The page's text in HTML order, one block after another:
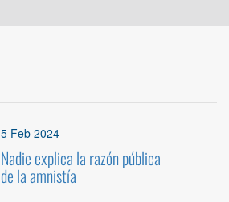
5 Feb 2024
Nadie explica la razón pública
de la amnistía